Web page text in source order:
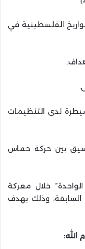
الفلسطينية في
لدى التنظيمات
بين حركة حماس
خلال معركة
وذلك بهدف